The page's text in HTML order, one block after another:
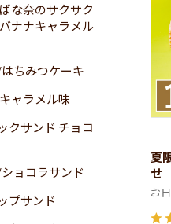
な奈のサクサク
ナナキャラメル
ちみつケーキ
ャラメル味
クサンド チョコ
ョコラサンド
プサンド
夏
せ
お